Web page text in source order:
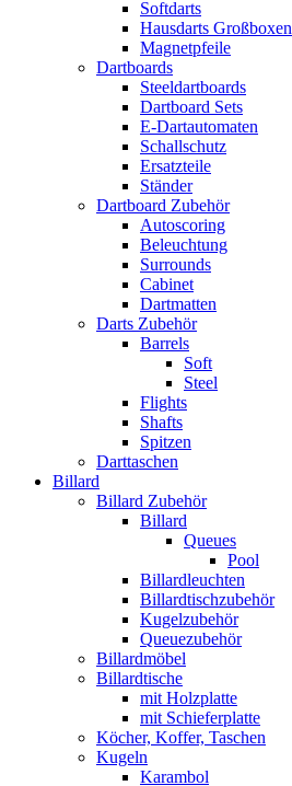
Softdarts
Hausdarts Großboxen
Magnetpfeile
Dartboards
Steeldartboards
Dartboard Sets
E-Dartautomaten
Schallschutz
Ersatzteile
Ständer
Dartboard Zubehör
Autoscoring
Beleuchtung
Surrounds
Cabinet
Dartmatten
Darts Zubehör
Barrels
Soft
Steel
Flights
Shafts
Spitzen
Darttaschen
Billard
Billard Zubehör
Billard
Queues
Pool
Billardleuchten
Billardtischzubehör
Kugelzubehör
Queuezubehör
Billardmöbel
Billardtische
mit Holzplatte
mit Schieferplatte
Köcher, Koffer, Taschen
Kugeln
Karambol